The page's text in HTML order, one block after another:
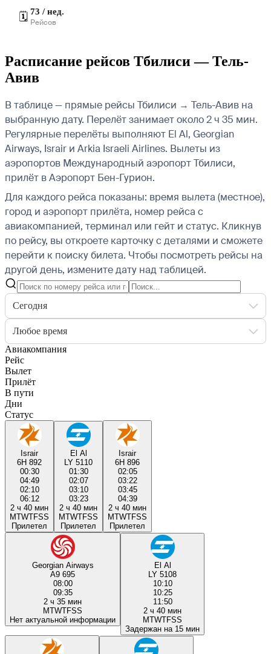
🗓️ 73 / нед.
Рейсов
Расписание рейсов Тбилиси — Тель-
Авив
В таблице — прямые рейсы Тбилиси → Тель-Авив на
выбранную дату. Перелёт занимает около 2 ч 35 мин.
Регулярные перелёты выполняют El Al, Georgian
Airways, Israir и Arkia Israeli Airlines. Вылеты из
аэропортов Международный аэропорт Тбилиси,
прилёт в Аэропорт Бен-Гурион.
Для каждого рейса показаны: время вылета (местное),
город и аэропорт прилёта, номер рейса с
авиакомпанией, терминал или гейт и статус. Кликнув
по рейсу, вы откроете карточку с деталями и сможете
перейти к поиску билета. Чтобы посмотреть рейсы на
другой день, измените дату над таблицей.
Сегодня
Любое время
Авиакомпания
Рейс
Вылет
Прилёт
В пути
Дни
Статус
Israir
6H 892
00:30
04:49
02:10
06:12
2 ч 40 мин
MTWTFSS
Прилетел
El Al
LY 5110
01:30
02:07
03:10
03:23
2 ч 40 мин
MTWTFSS
Прилетел
Israir
6H 896
02:05
03:22
03:45
04:39
2 ч 40 мин
MTWTFSS
Прилетел
Georgian Airways
A9 695
08:00
09:35
2 ч 35 мин
MTWTFSS
Нет актуальной информации
El Al
LY 5108
10:10
10:25
11:50
2 ч 40 мин
MTWTFSS
Задержан на 15 мин